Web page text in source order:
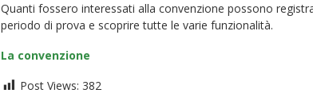
Quanti fossero interessati alla convenzione possono
periodo di prova e scoprire tutte le varie funzionalità.
La convenzione
Post Views: 382